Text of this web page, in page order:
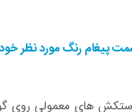
رنگ مورد نظر خود
دستکش های معمولی